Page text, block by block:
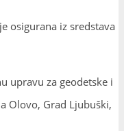
osigurana iz sredstava
upravu za geodetske i
Olovo, Grad Ljubuški,